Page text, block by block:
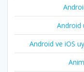
Android
Android ve iOS